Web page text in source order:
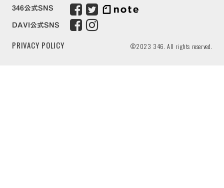
346公式SNS
DAVI公式SNS
PRIVACY POLICY ©2023 346. All rights reserved.